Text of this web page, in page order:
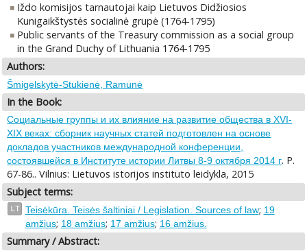
Iždo komisijos tarnautojai kaip Lietuvos Didžiosios
Kunigaikštystės socialinė grupė (1764-1795)
Public servants of the Treasury commission as a social group
in the Grand Duchy of Lithuania 1764-1795
Authors:
Šmigelskytė-Stukienė, Ramunė
In the Book:
Социальные группы и их влияние на развитие общества в XVI-
XIX веках: сборник научных статей подготовлен на основе
докладов участников международной конференции,
состоявшейся в Институте истории Литвы 8-9 октября 2014 г. P.
67-86.. Vilnius: Lietuvos istorijos instituto leidykla, 2015
Subject terms:
LT Teisėkūra. Teisės šaltiniai / Legislation. Sources of law; 19
amžius; 18 amžius; 17 amžius; 16 amžius.
Summary / Abstract: